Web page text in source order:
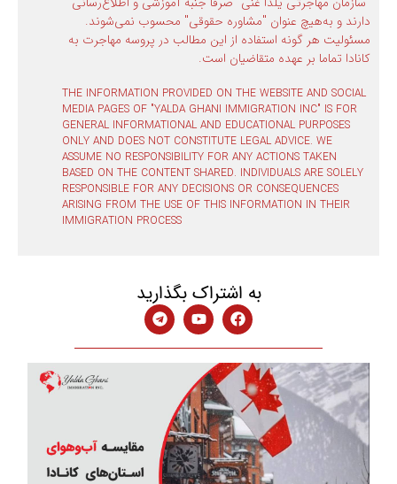
دارند و به‌هیچ عنوان "مشاوره حقوقی" محسوب نمی‌شوند.
مسئولیت هر گونه استفاده از این مطالب در پروسه مهاجرت به
کانادا تماما بر عهده متقاضیان است.
THE INFORMATION PROVIDED ON THE WEBSITE AND SOCIAL
MEDIA PAGES OF "YALDA GHANI IMMIGRATION INC" IS FOR
GENERAL INFORMATIONAL AND EDUCATIONAL PURPOSES
ONLY AND DOES NOT CONSTITUTE LEGAL ADVICE. WE
ASSUME NO RESPONSIBILITY FOR ANY ACTIONS TAKEN
BASED ON THE CONTENT SHARED. INDIVIDUALS ARE SOLELY
RESPONSIBLE FOR ANY DECISIONS OR CONSEQUENCES
ARISING FROM THE USE OF THIS INFORMATION IN THEIR
IMMIGRATION PROCESS
به اشتراک بگذارید